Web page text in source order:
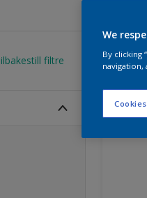
filtre
We
By clicking
navigation,